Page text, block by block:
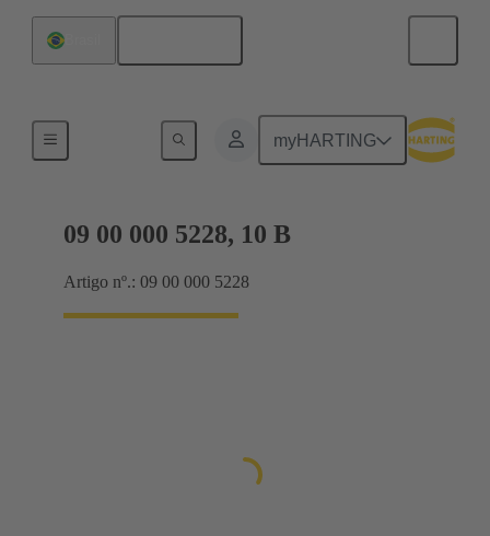
myHARTING
Sistemas de trava
09 00 000 5228, 10 B
Artigo nº.: 09 00 000 5228